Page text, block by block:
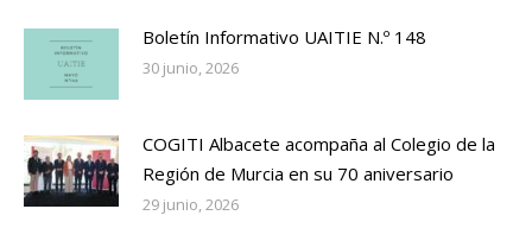
Boletín Informativo UAITIE N.º 148
30 junio, 2026
COGITI Albacete acompaña al Colegio de la
Región de Murcia en su 70 aniversario
29 junio, 2026